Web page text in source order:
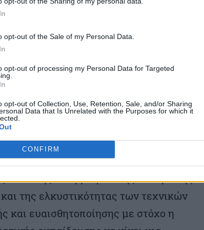
opt-out of the Sale of my Personal Data.
opt-out of processing my Personal Data for Targeted
opt-out of Collection, Use, Retention, Sale, and/or Sharing
Data that Is Unrelated with the Purposes for which it
CONFIRM
λήψης μέτρων για την ώθηση των ΚΔΒΜ
εργαστήρια πρακτικής άσκησης
να επιδιώξουν θεματική εξειδίκευση
προστιθέμενης αξίας και μέσω
και να ανανεωθούν τα εργαστήρια της
επίσης:
τεχνικής επαγγελματικής κατάρτισης
της ελκυστικότητας των τεχνικών
και ευαισθητοποίησης με στόχο η